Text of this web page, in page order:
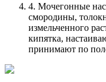
4. Мочегонные
смородины,
измельченного
кипятка,
принимают по